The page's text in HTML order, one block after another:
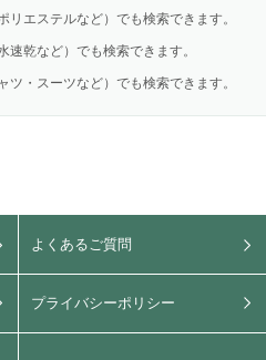
エステルなど）でも検索できます。
乾など）でも検索できます。
ツ・スーツなど）でも検索できます。
よくあるご質問
プライバシーポリシー